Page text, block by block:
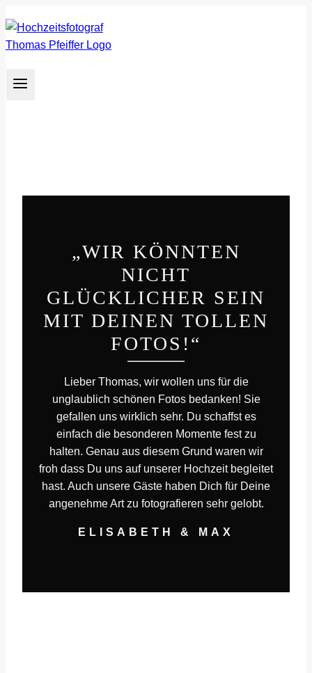
Inhalt
springen
„WIR KÖNNTEN
NICHT
GLÜCKLICHER SEIN
MIT DEINEN TOLLEN
FOTOS!“
Lieber Thomas, wir wollen uns für die
unglaublich schönen Fotos bedanken! Sie
gefallen uns wirklich sehr. Du schaffst es
einfach die besonderen Momente fest zu
halten. Genau aus diesem Grund waren wir
froh dass Du uns auf unserer Hochzeit begleitet
hast. Auch unsere Gäste haben Dich für Deine
angenehme Art zu fotografieren sehr gelobt.
ELISABETH & MAX